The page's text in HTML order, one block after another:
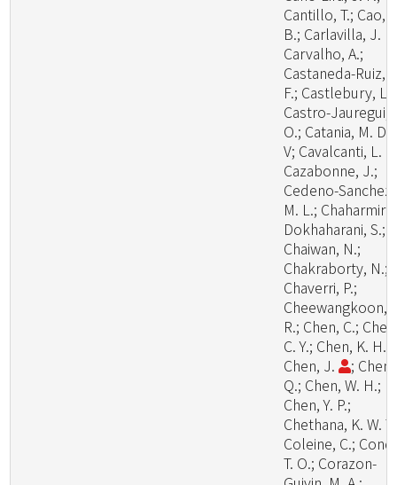
Cantillo, T.; Cao,
B.; Carlavilla, J.
Carvalho, A.;
Castaneda-Ruiz,
F.; Castlebury, L.;
Castro-Jauregui,
O.; Catania, M. D.,
V; Cavalcanti, L.
Cazabonne, J.;
Cedeno-Sanchez,
M. L.; Chaharmiri-
Dokhaharani, S.;
Chaiwan, N.;
Chakraborty, N.;
Chaverri, P.;
Cheewangkoon,
R.; Chen, C.;
C. Y.; Chen, K. H.;
Chen, J.
; Chen,
Q.; Chen, W. H.;
Chen, Y. P.;
Chethana, K. W.
Coleine, C.;
T. O.; Corazon-